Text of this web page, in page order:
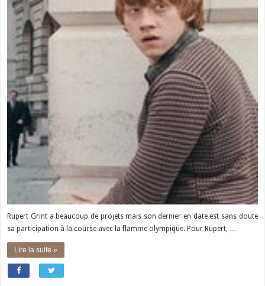
Rupert Grint a beaucoup de projets mais son dernier en date est sans doute
sa participation à la course avec la flamme olympique. Pour Rupert, …
Lire la suite »